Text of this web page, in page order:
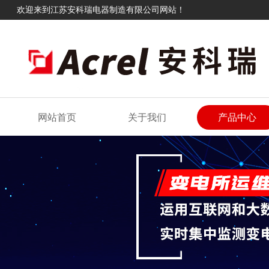
欢迎来到江苏安科瑞电器制造有限公司网站！
网站首页 关于我们 产品中心